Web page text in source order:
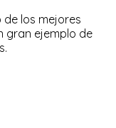
de los mejores
gran ejemplo de